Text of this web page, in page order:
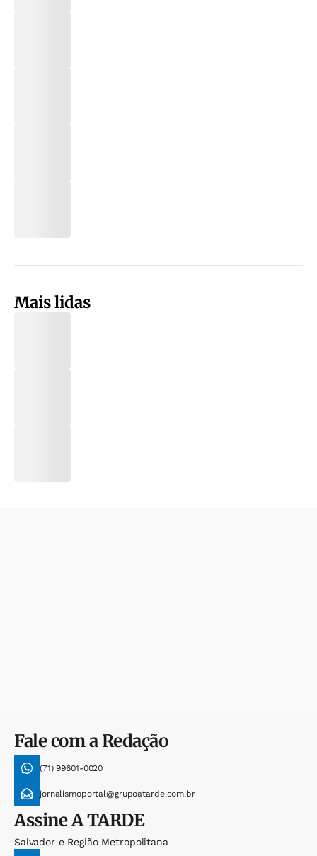
Mais lidas
Fale com a Redação
(71) 99601-0020
jornalismoportal@grupoatarde.com.br
AssineA TARDE
Salvador e Região Metropolitana